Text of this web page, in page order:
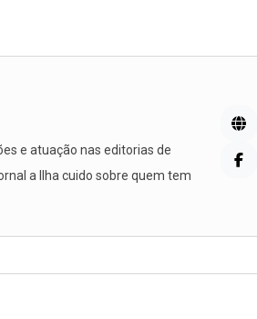
e atuação nas editorias de
a Ilha cuido sobre quem tem